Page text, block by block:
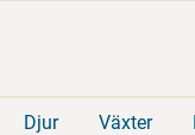
Djur Växter